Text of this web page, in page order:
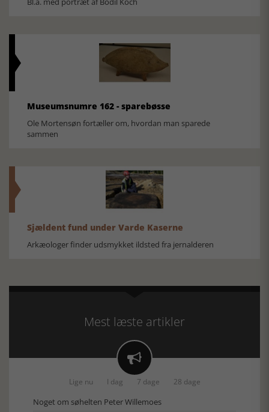
Museumsnumre 162 - sparebøsse
Ole Mortensøn fortæller om, hvordan man sparede
sammen
Sjældent fund under Varde Kaserne
Arkæologer finder udsmykket ildsted fra jernalderen
Mest læste artikler

Lige nu I dag 7 dage 28 dage
Noget om søhelten Peter Willemoes